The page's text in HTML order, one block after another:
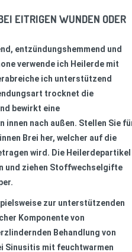
EITRIGEN WUNDEN ODER
entzündungshemmend und
verwende ich Heilerde mit
ich unterstützend
trocknet die
bewirkt eine
innen nach außen. Stellen Sie
Brei her, welcher auf die
wird. Die Heilerdepartikel
und ziehen Stoffwechselgifte
zur unterstützenden
Komponente von
Behandlung von
Sinusitis mit feuchtwarmen